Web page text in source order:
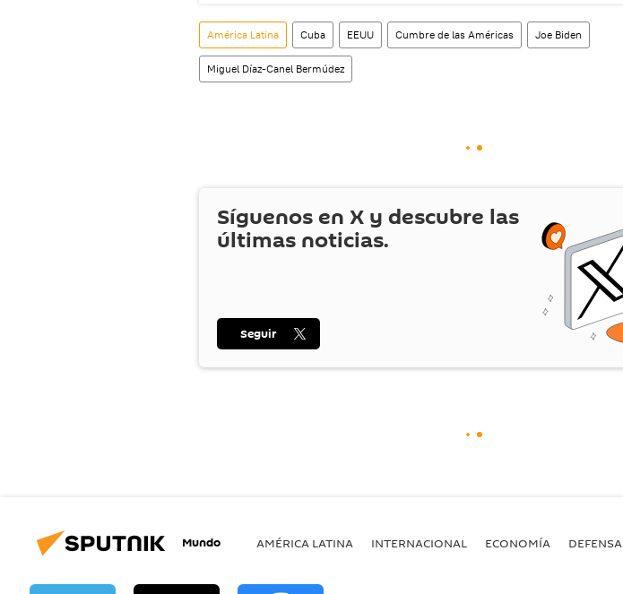
América Latina Cuba EEUU Cumbre de las Américas Joe Biden
Miguel Díaz-Canel Bermúdez
Síguenos en X y descubre las
últimas noticias.
Seguir
Mundo AMÉRICA LATINA INTERNACIONAL ECONOMÍA DEFENSA